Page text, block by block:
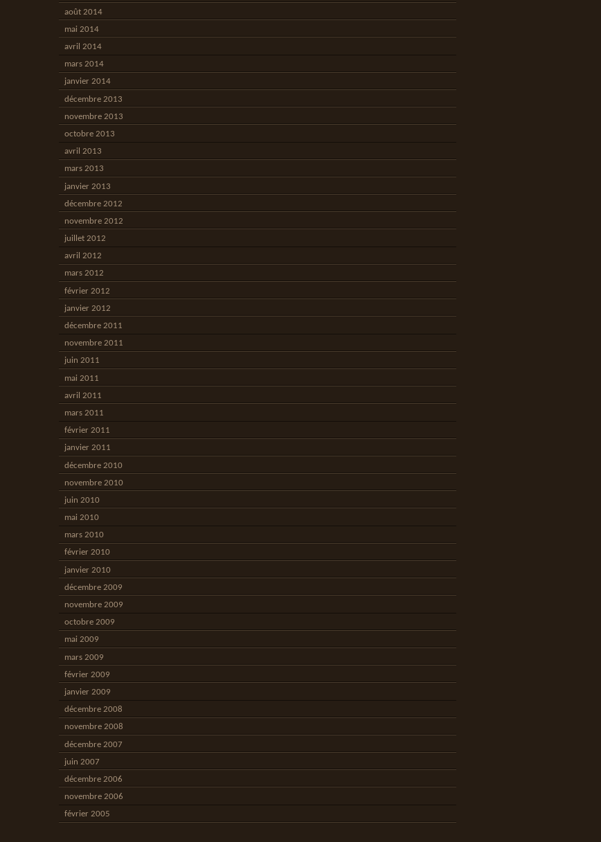
août 2014
mai 2014
avril 2014
mars 2014
janvier 2014
décembre 2013
novembre 2013
octobre 2013
avril 2013
mars 2013
janvier 2013
décembre 2012
novembre 2012
juillet 2012
avril 2012
mars 2012
février 2012
janvier 2012
décembre 2011
novembre 2011
juin 2011
mai 2011
avril 2011
mars 2011
février 2011
janvier 2011
décembre 2010
novembre 2010
juin 2010
mai 2010
mars 2010
février 2010
janvier 2010
décembre 2009
novembre 2009
octobre 2009
mai 2009
mars 2009
février 2009
janvier 2009
décembre 2008
novembre 2008
décembre 2007
juin 2007
décembre 2006
novembre 2006
février 2005